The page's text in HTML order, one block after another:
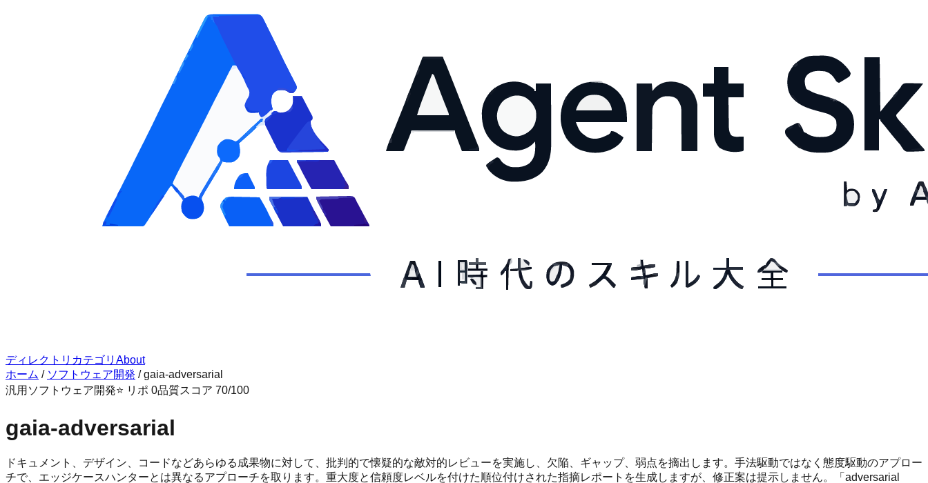
ディレクトリ カテゴリ About
ホーム / ソフトウェア開発 /gaia-adversarial
汎用 ソフトウェア開発⭐ リポ 0品質スコア 70/100
gaia-adversarial
ドキュメント、デザイン、コードなどあらゆる成果物に対して、批判的で懐疑的な敵対的レビューを実施し、欠陥、ギャップ、弱点を摘出します。手法駆動ではなく態度駆動のアプロー
チで、エッジケースハンターとは異なるアプローチを取ります。重大度と信頼度レベルを付けた順位付けされた指摘レポートを生成しますが、修正案は提示しません。「adversarial